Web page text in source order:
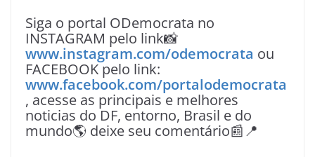
Siga o portal ODemocrata no
INSTAGRAM pelo link📸
www.instagram.com/odemocrata ou
FACEBOOK pelo link:
www.facebook.com/portalodemocrata
, acesse as principais e melhores
noticias do DF, entorno, Brasil e do
mundo🌎 deixe seu comentário📰📍